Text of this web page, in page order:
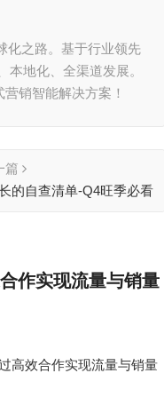
化之路。基于行业领先
地化、全渠道发展。
销智能解决方案！
篇
的自查清单-Q4旺季必看
作实现流量与销量
高效合作实现流量与销量